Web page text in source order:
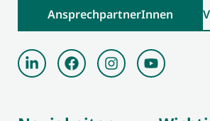
AnsprechpartnerInnen